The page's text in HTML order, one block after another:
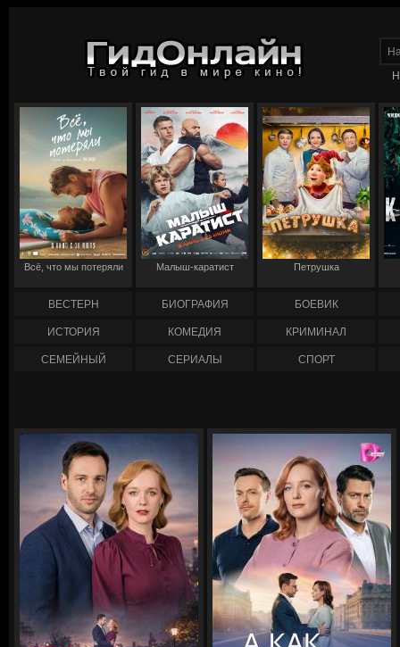
Всё, что мы потеряли Малыш-каратист Петрушка
ВЕСТЕРН БИОГРАФИЯ БОЕВИК
ИСТОРИЯ КОМЕДИЯ КРИМИНАЛ
СЕМЕЙНЫЙ СЕРИАЛЫ СПОРТ